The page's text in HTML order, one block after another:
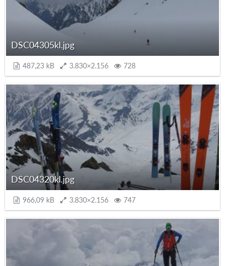
DSC04305kl.jpg
487,23 kB 3.830×2.156 728
DSC04320kl.jpg
966,09 kB 3.830×2.156 747